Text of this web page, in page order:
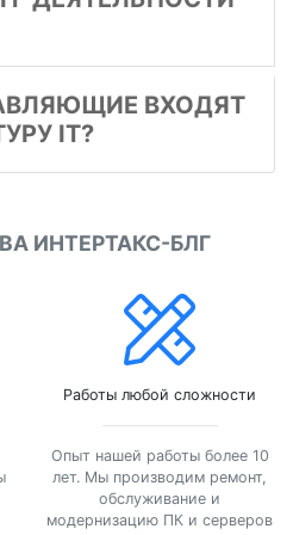
ВХОДЯТ
IT?
ИНТЕРТАКС-БЛГ
Работы любой сложности
Опыт нашей работы более 10
лет. Мы производим ремонт,
обслуживание и
модернизацию ПК и серверов